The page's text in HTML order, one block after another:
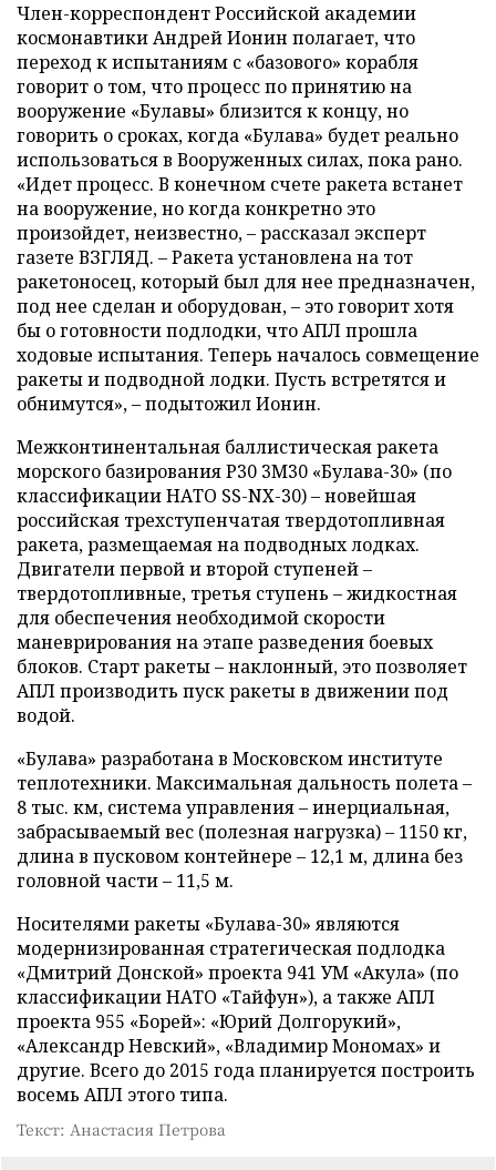
Член-корреспондент Российской академии
космонавтики Андрей Ионин полагает, что
переход к испытаниям с «базового» корабля
говорит о том, что процесс по принятию на
вооружение «Булавы» близится к концу, но
говорить о сроках, когда «Булава» будет реально
использоваться в Вооруженных силах, пока рано.
«Идет процесс. В конечном счете ракета встанет
на вооружение, но когда конкретно это
произойдет, неизвестно, – рассказал эксперт
газете ВЗГЛЯД. – Ракета установлена на тот
ракетоносец, который был для нее предназначен,
под нее сделан и оборудован, – это говорит хотя
бы о готовности подлодки, что АПЛ прошла
ходовые испытания. Теперь началось совмещение
ракеты и подводной лодки. Пусть встретятся и
обнимутся», – подытожил Ионин.
Межконтинентальная баллистическая ракета
морского базирования Р30 3М30 «Булава-30» (по
классификации НАТО SS-NX-30) – новейшая
российская трехступенчатая твердотопливная
ракета, размещаемая на подводных лодках.
Двигатели первой и второй ступеней –
твердотопливные, третья ступень – жидкостная
для обеспечения необходимой скорости
маневрирования на этапе разведения боевых
блоков. Старт ракеты – наклонный, это позволяет
АПЛ производить пуск ракеты в движении под
водой.
«Булава» разработана в Московском институте
теплотехники. Максимальная дальность полета –
8 тыс. км, система управления – инерциальная,
забрасываемый вес (полезная нагрузка) – 1150 кг,
длина в пусковом контейнере – 12,1 м, длина без
головной части – 11,5 м.
Носителями ракеты «Булава-30» являются
модернизированная стратегическая подлодка
«Дмитрий Донской» проекта 941 УМ «Акула» (по
классификации НАТО «Тайфун»), а также АПЛ
проекта 955 «Борей»: «Юрий Долгорукий»,
«Александр Невский», «Владимир Мономах» и
другие. Всего до 2015 года планируется построить
восемь АПЛ этого типа.
Текст: Анастасия Петрова